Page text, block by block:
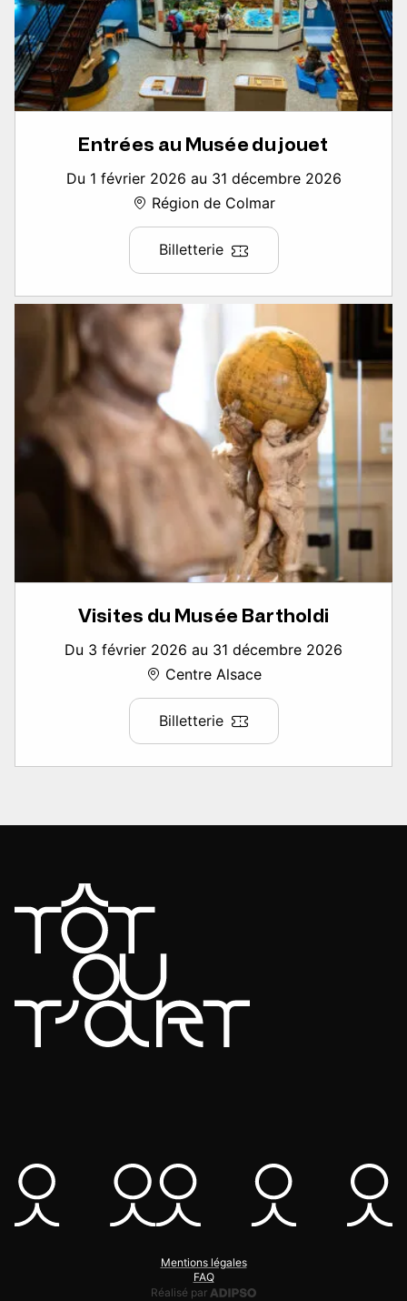
Entrées au Musée du jouet
Du 1 février 2026 au 31 décembre 2026
Région de Colmar
Billetterie
Visites du Musée Bartholdi
Du 3 février 2026 au 31 décembre 2026
Centre Alsace
Billetterie
Mentions légales
FAQ
Réalisé par
Adipso, agence web et